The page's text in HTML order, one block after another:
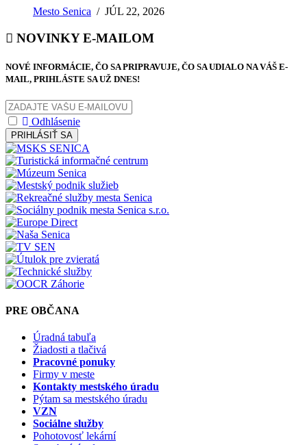
Mesto Senica /JÚL 22, 2026
NOVINKY E-MAILOM
NOVÉ INFORMÁCIE, ČO SA PRIPRAVUJE, ČO SA UDIALO NA VÁŠ E-
MAIL, PRIHLÁSTE SA UŽ DNES!
Odhlásenie
PRIHLÁSIŤ SA
PRE OBČANA
Úradná tabuľa
Žiadosti a tlačivá
Pracovné ponuky
Firmy v meste
Kontakty mestského úradu
Pýtam sa mestského úradu
VZN
Sociálne služby
Pohotovosť lekární